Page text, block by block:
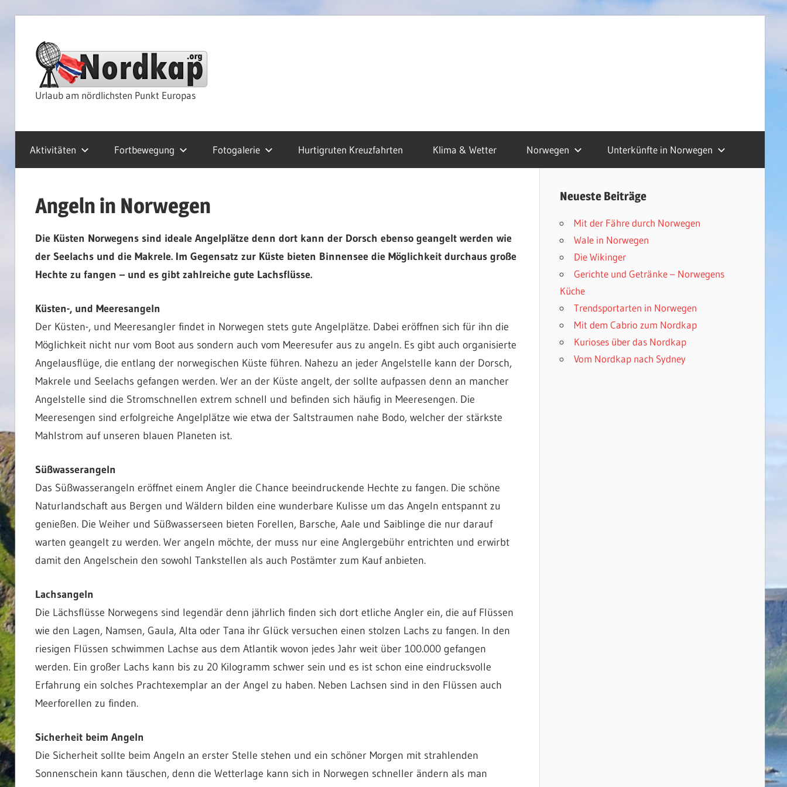
springen
&
Urlaub am nördlichsten Punkt Europas
Aktivitäten Fortbewegung Fotogalerie Hurtigruten Kreuzfahrten Klima & Wetter Norwegen Unterkünfte in Norwegen
Angeln in Norwegen
Die Küsten Norwegens sind ideale Angelplätze denn dort kann der Dorsch ebenso geangelt werden wie
der Seelachs und die Makrele. Im Gegensatz zur Küste bieten Binnensee die Möglichkeit durchaus große
Hechte zu fangen – und es gibt zahlreiche gute Lachsflüsse.
Küsten-, und Meeresangeln
Der Küsten-, und Meeresangler findet in Norwegen stets gute Angelplätze. Dabei eröffnen sich für ihn die
Möglichkeit nicht nur vom Boot aus sondern auch vom Meeresufer aus zu angeln. Es gibt auch organisierte
Angelausflüge, die entlang der norwegischen Küste führen. Nahezu an jeder Angelstelle kann der Dorsch,
Makrele und Seelachs gefangen werden. Wer an der Küste angelt, der sollte aufpassen denn an mancher
Angelstelle sind die Stromschnellen extrem schnell und befinden sich häufig in Meeresengen. Die
Meeresengen sind erfolgreiche Angelplätze wie etwa der Saltstraumen nahe Bodo, welcher der stärkste
Mahlstrom auf unseren blauen Planeten ist.
Süßwasserangeln
Das Süßwasserangeln eröffnet einem Angler die Chance beeindruckende Hechte zu fangen. Die schöne
Naturlandschaft aus Bergen und Wäldern bilden eine wunderbare Kulisse um das Angeln entspannt zu
genießen. Die Weiher und Süßwasserseen bieten Forellen, Barsche, Aale und Saiblinge die nur darauf
warten geangelt zu werden. Wer angeln möchte, der muss nur eine Anglergebühr entrichten und erwirbt
damit den Angelschein den sowohl Tankstellen als auch Postämter zum Kauf anbieten.
Lachsangeln
Die Lächsflüsse Norwegens sind legendär denn jährlich finden sich dort etliche Angler ein, die auf Flüssen
wie den Lagen, Namsen, Gaula, Alta oder Tana ihr Glück versuchen einen stolzen Lachs zu fangen. In den
riesigen Flüssen schwimmen Lachse aus dem Atlantik wovon jedes Jahr weit über 100.000 gefangen
werden. Ein großer Lachs kann bis zu 20 Kilogramm schwer sein und es ist schon eine eindrucksvolle
Erfahrung ein solches Prachtexemplar an der Angel zu haben. Neben Lachsen sind in den Flüssen auch
Meerforellen zu finden.
Sicherheit beim Angeln
Die Sicherheit sollte beim Angeln an erster Stelle stehen und ein schöner Morgen mit strahlenden
Sonnenschein kann täuschen, denn die Wetterlage kann sich in Norwegen schneller ändern als man
Neueste Beiträge
Mit der Fähre durch Norwegen
Wale in Norwegen
Die Wikinger
Gerichte und Getränke – Norwegens
Küche
Trendsportarten in Norwegen
Mit dem Cabrio zum Nordkap
Kurioses über das Nordkap
Vom Nordkap nach Sydney